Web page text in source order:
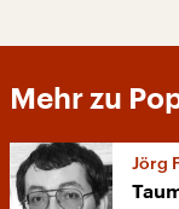
Mehr zu
Jörg